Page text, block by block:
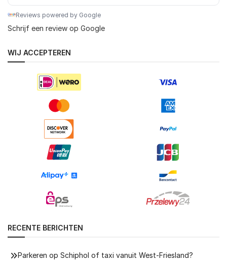
Reviews powered by Google
Schrijf een review op Google
WIJ ACCEPTEREN
RECENTE BERICHTEN
Parkeren op Schiphol of taxi vanuit West-Friesland?